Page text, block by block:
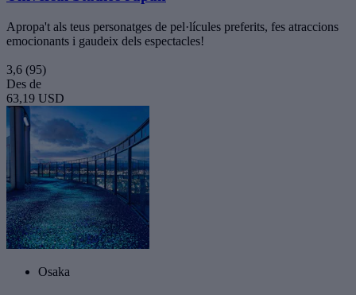
Apropa't als teus personatges de pel·lícules preferits, fes atraccions
emocionants i gaudeix dels espectacles!
3,6 (95)
Des de
63,19 USD
Osaka